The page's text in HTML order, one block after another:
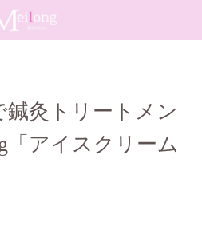
鍼灸トリートメン
「アイスクリーム